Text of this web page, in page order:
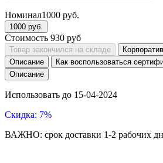
Номинал1000 руб.
1000 руб.
Стоимость 930 руб
Товар закончился на складе
Описание
Как воспользоваться
Описание
Использовать до 15-04-2024
Скидка: 7%
ВАЖНО: срок доставки 1-2 рабочих